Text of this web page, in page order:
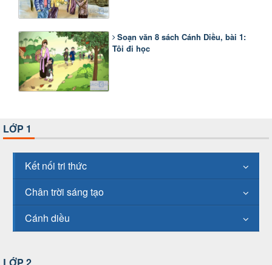
Soạn văn 8 sách Cánh Diều, bài 1:
Tôi đi học
LỚP 1
Kết nối tri thức
Chân trời sáng tạo
Cánh diều
LỚP 2